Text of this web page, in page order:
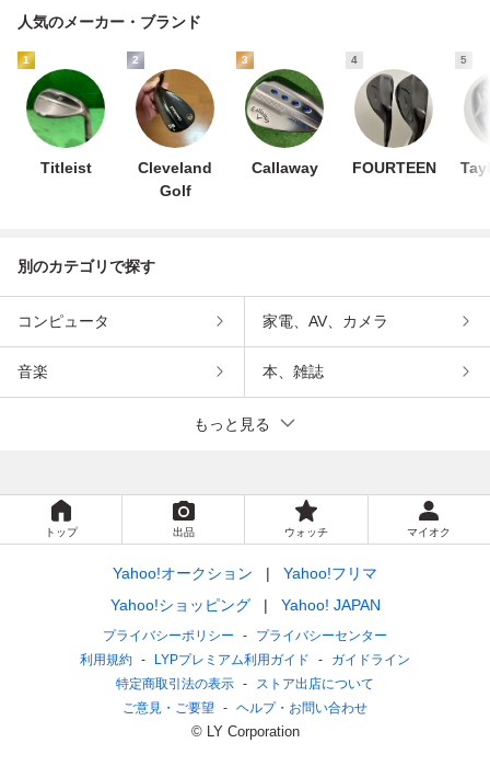
人気のメーカー・ブランド
1
Titleist
2
Cleveland
Golf
3
Callaway
4
FOURTEEN
5
別のカテゴリで探す
コンピュータ 家電、AV、カメラ
音楽 本、雑誌
もっと見る
トップ 出品 ウォッチ マイオク
Yahoo!オークション
Yahoo!フリマ
Yahoo!ショッピング
Yahoo! JAPAN
プライバシーポリシー
プライバシーセンター
利用規約
LYPプレミアム利用ガイド
ガイドライン
特定商取引法の表示
ストア出店について
ご意見・ご要望
ヘルプ・お問い合わせ
© LY Corporation